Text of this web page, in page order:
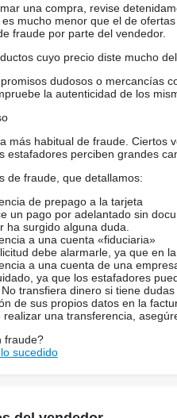
una compra, revise
mucho menor que el de
fraude por parte del vendedor.
cuyo precio diste mucho
dudosos o mercancías
la autenticidad de los
más habitual de fraude. Ciertos
estafadores perciben grandes
de fraude, que detallamos:
de prepago a la tarjeta
un pago por adelantado sin
ha surgido alguna duda.
a una cuenta «fiduciaria»
debe alarmarle, ya que en
a una cuenta de una
ya que los estafadores
transfiera dinero si tiene
de sus propios datos en la
realizar una transferencia,
fraude?
sucedido